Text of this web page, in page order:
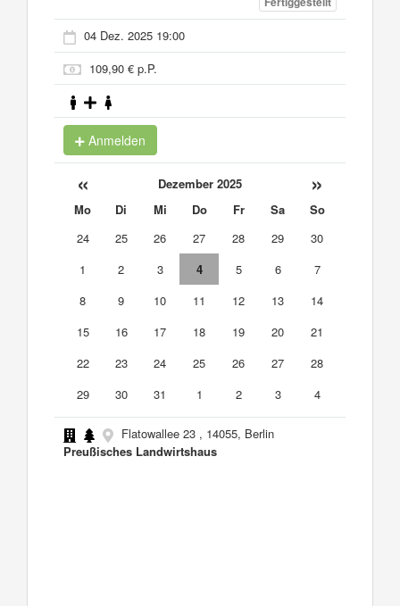
04 Dez. 2025 19:00
109,90 € p.P.
Anmelden
« Dezember 2025 »
Mo Di Mi Do Fr Sa
So
24
25 26 27 28 29
30
1
2 3 4 5 6
7
8
9 10 11 12 13
14
15
16 17 18 19 20
21
22
23 24 25 26 27
28
29
30 31 1 2 3 4
Flatowallee 23 , 14055, Berlin
Preußisches Landwirtshaus